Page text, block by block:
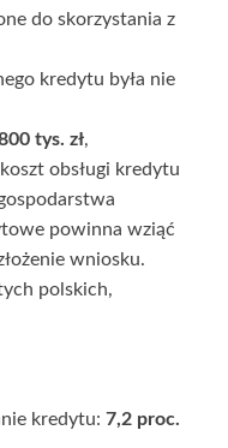
do skorzystania z
kredytu była nie
tys. zł,
obsługi kredytu
powinna wziąć
wniosku.
polskich,
kredytu: 7,2 proc.